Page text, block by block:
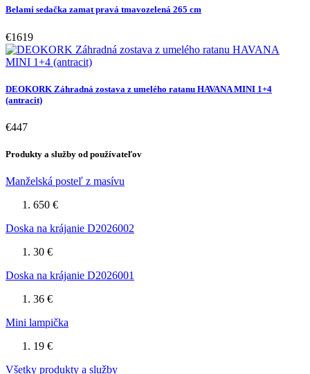
Belami sedačka zamat pravá tmavozelená 265 cm
€1619
DEOKORK Záhradná zostava z umelého ratanu HAVANA MINI 1+4
(antracit)
€447
Produkty a služby od používateľov
Manželská posteľ z masívu
650 €
Doska na krájanie D2026002
30 €
Doska na krájanie D2026001
36 €
Mini lampička
19 €
Všetky produkty a služby